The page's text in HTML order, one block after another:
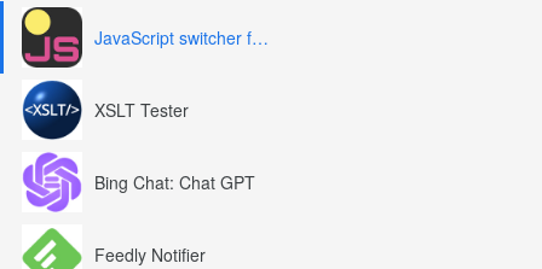
JavaScript switcher for SEO and development
XSLT Tester
Bing Chat: Chat GPT
Feedly Notifier